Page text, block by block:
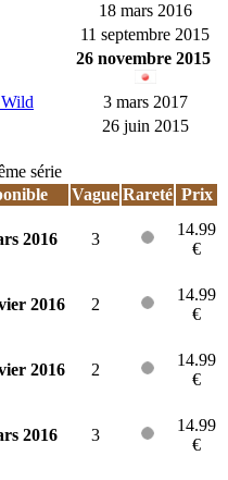
18 mars 2016
11 septembre 2015
26 novembre 2015
3 mars 2017
26 juin 2015
série
Vague Rareté Prix
2016 3
14.99
€
2016 2
14.99
€
2016 2
14.99
€
2016 3
14.99
€